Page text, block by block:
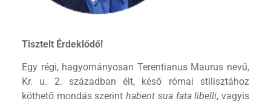
Tisztelt Érdeklődő!
Egy régi, hagyományosan Terentianus Maurus nevű,
Kr. u. 2. században élt, késő római stilisztához
köthető mondás szerinthabent sua fata libelli, vagyis